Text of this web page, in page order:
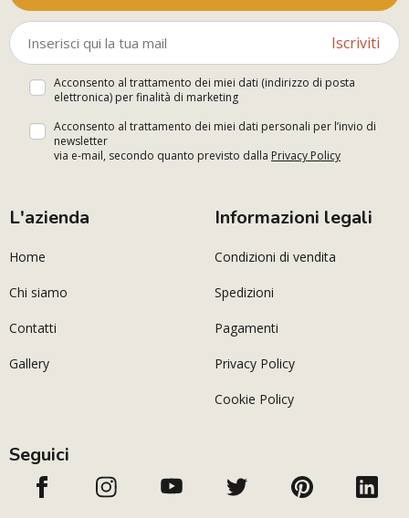
Iscriviti
Acconsento al trattamento dei miei dati (indirizzo di posta
elettronica) per finalità di marketing
Acconsento al trattamento dei miei dati personali per l’invio di
newsletter
via e-mail, secondo quanto previsto dalla Privacy Policy
L'azienda
Home
Chi siamo
Contatti
Gallery
Informazioni legali
Condizioni di vendita
Spedizioni
Pagamenti
Privacy Policy
Cookie Policy
Seguici